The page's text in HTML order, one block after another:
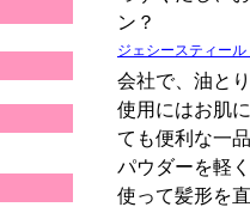
ン？
ジェシースティー
会社で、油と
使用にはお肌
ても便利な一
パウダーを軽
使って髪形を